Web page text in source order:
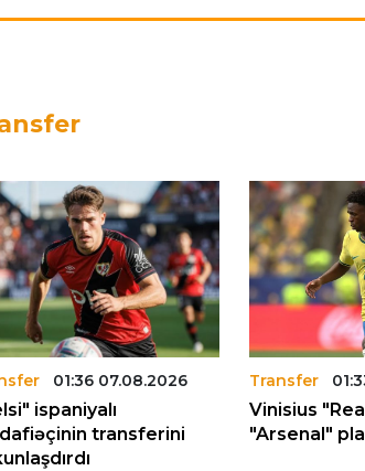
01:36 07.08.2026
ispaniyalı
transferini
Transfer
Vinisius
"Arsenal"